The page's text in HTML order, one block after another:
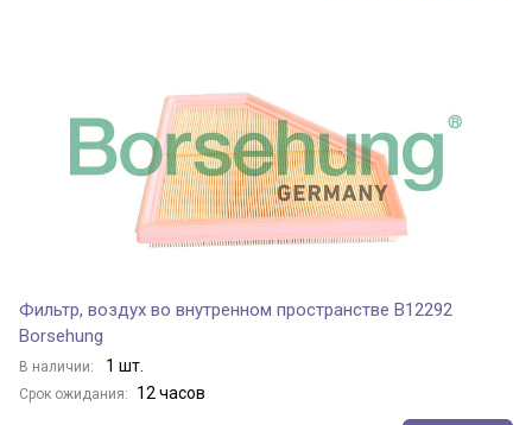
Фильтр, воздух во внутренном пространстве B12292
Borsehung
В наличии: 1 шт.
Срок ожидания: 12 часов